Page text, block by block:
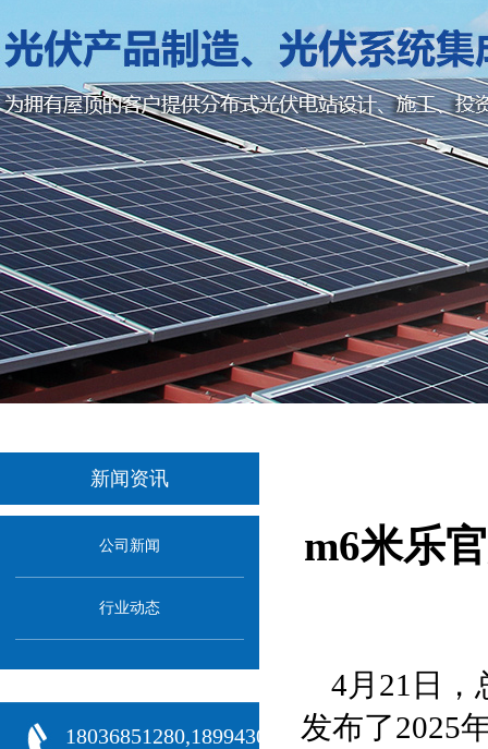
新闻资讯
公司新闻
行业动态
18036851280,18994301288,18068407382
m6米乐
4月21日，
发布了2025